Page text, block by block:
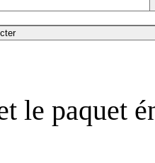
le paquet